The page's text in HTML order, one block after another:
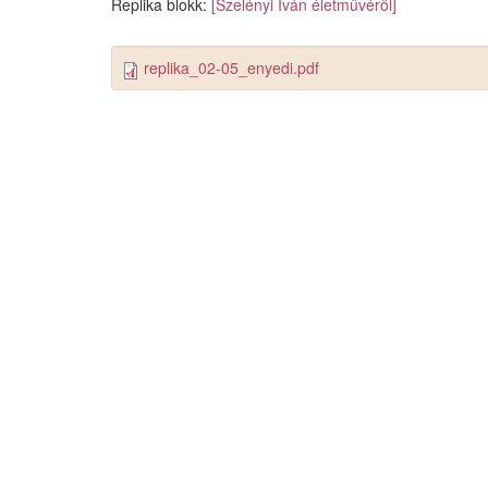
Replika blokk: [Szelényi Iván életművéről]
replika_02-05_enyedi.pdf